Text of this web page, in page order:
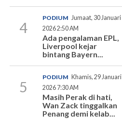
4
PODIUM Jumaat, 30 Januari
2026 2:50 AM
Ada pengalaman EPL,
Liverpool kejar
bintang Bayern...
5
PODIUM Khamis, 29 Januari
2026 7:30 AM
Masih Perak di hati,
Wan Zack tinggalkan
Penang demi kelab...